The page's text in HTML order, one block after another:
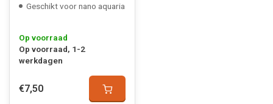
Geschikt voor nano aquaria
Op voorraad
Op voorraad, 1-2
werkdagen
€7,50